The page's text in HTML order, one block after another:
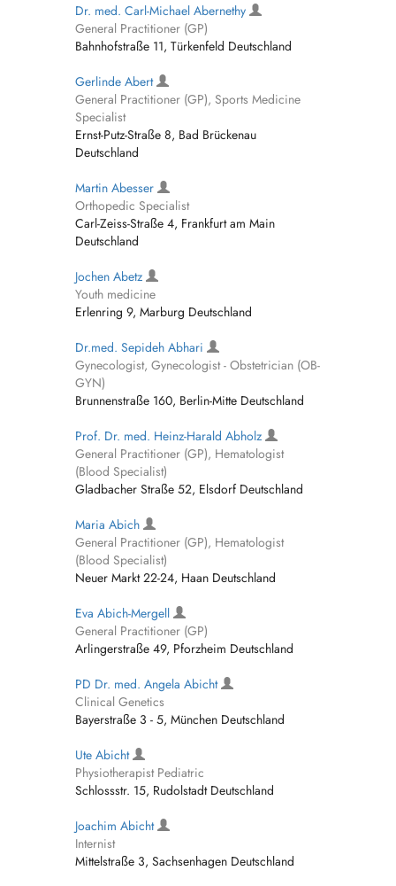
Dr. med. Carl-Michael Abernethy
General Practitioner (GP)
Bahnhofstraße 11, Türkenfeld Deutschland
Gerlinde Abert
General Practitioner (GP), Sports Medicine
Specialist
Ernst-Putz-Straße 8, Bad Brückenau
Deutschland
Martin Abesser
Orthopedic Specialist
Carl-Zeiss-Straße 4, Frankfurt am Main
Deutschland
Jochen Abetz
Youth medicine
Erlenring 9, Marburg Deutschland
Dr.med. Sepideh Abhari
Gynecologist, Gynecologist - Obstetrician (OB-
GYN)
Brunnenstraße 160, Berlin-Mitte Deutschland
Prof. Dr. med. Heinz-Harald Abholz
General Practitioner (GP), Hematologist
(Blood Specialist)
Gladbacher Straße 52, Elsdorf Deutschland
Maria Abich
General Practitioner (GP), Hematologist
(Blood Specialist)
Neuer Markt 22-24, Haan Deutschland
Eva Abich-Mergell
General Practitioner (GP)
Arlingerstraße 49, Pforzheim Deutschland
PD Dr. med. Angela Abicht
Clinical Genetics
Bayerstraße 3 - 5, München Deutschland
Ute Abicht
Physiotherapist Pediatric
Schlossstr. 15, Rudolstadt Deutschland
Joachim Abicht
Internist
Mittelstraße 3, Sachsenhagen Deutschland